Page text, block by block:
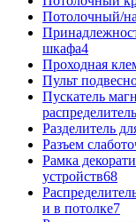
Потолочный/
шкафа4
Проходная
Пульт
Пускатель
Разделитель
Разъем
Рамка
устройств68
и в потолке7